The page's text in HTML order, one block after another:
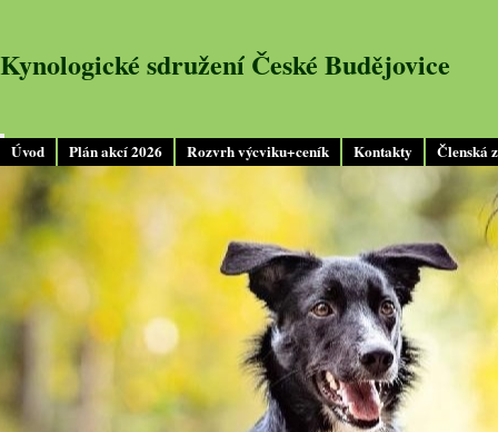
Úvod Plán akcí 2026 Rozvrh výcviku+ceník Kontakty Členská
Kynologické sdružení České Budějovice